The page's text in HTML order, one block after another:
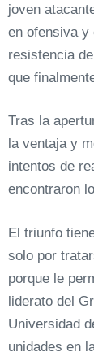
joven
en ofensiva y
resistencia
que
Tras la
la ventaja y
intentos de
encontraron
El triunfo
solo por
porque le
liderato del
Universidad
unidades en